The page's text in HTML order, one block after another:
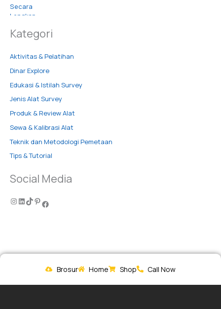
Kategori
Aktivitas & Pelatihan
Dinar Explore
Edukasi & Istilah Survey
Jenis Alat Survey
Produk & Review Alat
Sewa & Kalibrasi Alat
Teknik dan Metodologi Pemetaan
Tips & Tutorial
Social Media
Brosur Home Shop Call Now